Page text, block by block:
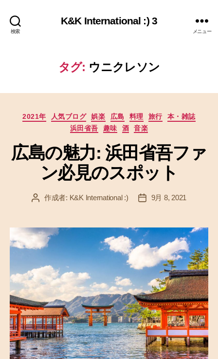
検索
K&K International :) 3
メニュー
タグ: ウニクレソン
カ
テ
リ
ー
2021年 人気ブログ 娯楽 広島 料理 旅行
本・雑誌
浜田省吾
趣味 酒 音楽
広島の魅力: 浜田省吾ファ
ン必見のスポット
投 作成者: K&K International :)
投 9月 8, 2021